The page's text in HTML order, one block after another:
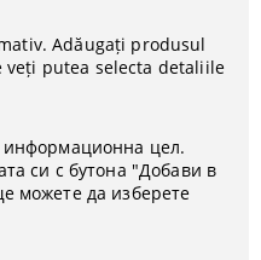
Adăugați produsul
putea selecta detaliile
информационна цел.
си с бутона "Добави в
можете да изберете